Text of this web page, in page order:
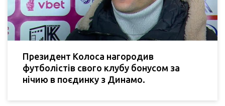
Президент Колоса нагородив
футболістів свого клубу бонусом за
нічию в поєдинку з Динамо.